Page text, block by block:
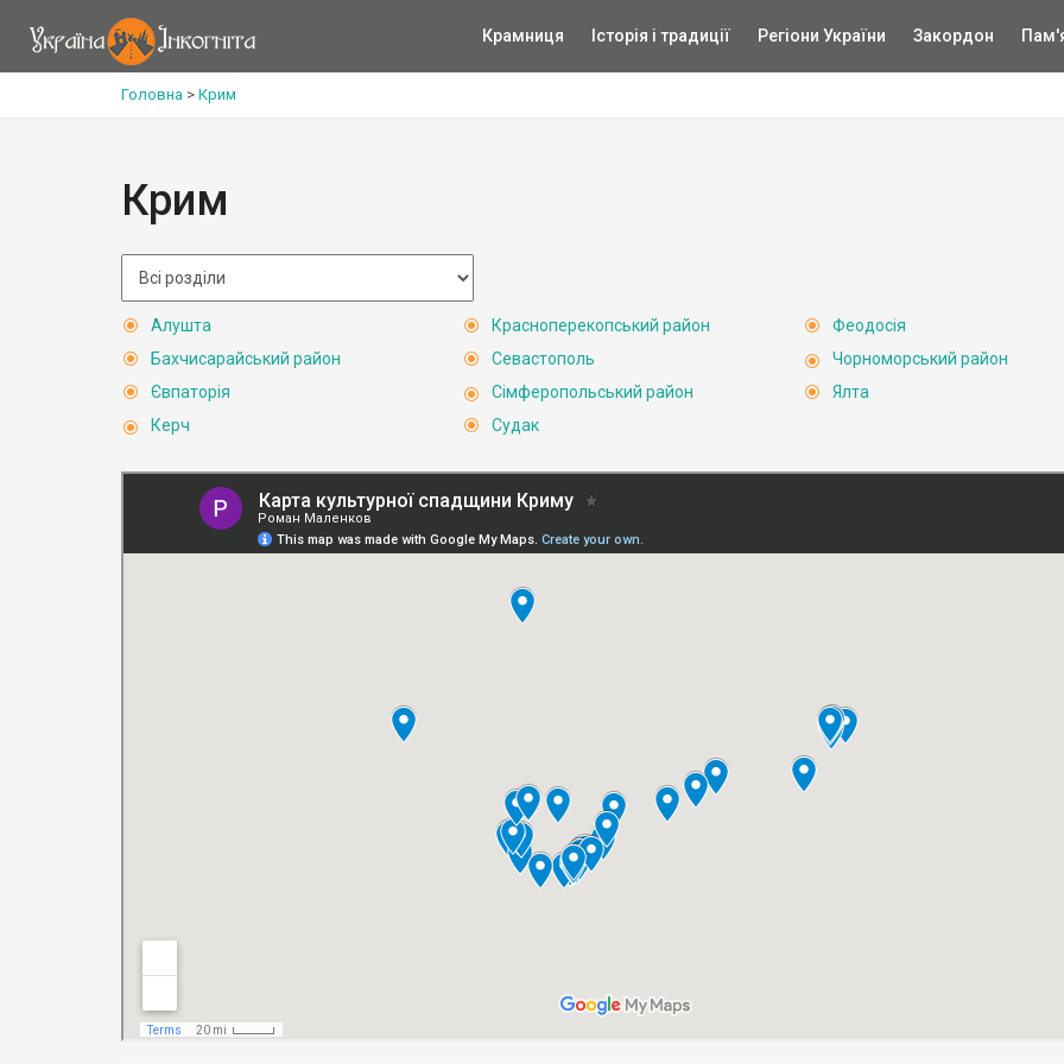
Крамниця Історія і традиції Регіони України Закордон
Головна > Крим
Крим
Алушта
Бахчисарайський район
Євпаторія
Керч
Красноперекопський район
Севастополь
Сімферопольський район
Судак
Феодосія
Чорноморський район
Ялта